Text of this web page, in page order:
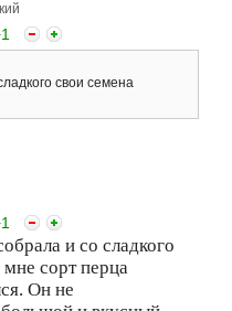
1
свои семена
1
и со сладкого
сорт перца
Он не